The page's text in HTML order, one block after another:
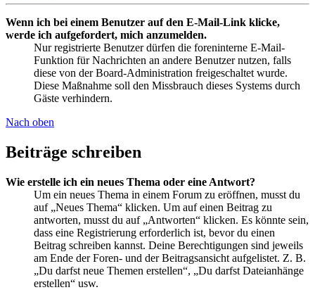
Wenn ich bei einem Benutzer auf den E-Mail-Link klicke,
werde ich aufgefordert, mich anzumelden.
Nur registrierte Benutzer dürfen die foreninterne E-Mail-
Funktion für Nachrichten an andere Benutzer nutzen, falls
diese von der Board-Administration freigeschaltet wurde.
Diese Maßnahme soll den Missbrauch dieses Systems durch
Gäste verhindern.
Nach oben
Beiträge schreiben
Wie erstelle ich ein neues Thema oder eine Antwort?
Um ein neues Thema in einem Forum zu eröffnen, musst du
auf „Neues Thema“ klicken. Um auf einen Beitrag zu
antworten, musst du auf „Antworten“ klicken. Es könnte sein,
dass eine Registrierung erforderlich ist, bevor du einen
Beitrag schreiben kannst. Deine Berechtigungen sind jeweils
am Ende der Foren- und der Beitragsansicht aufgelistet. Z. B.
„Du darfst neue Themen erstellen“, „Du darfst Dateianhänge
erstellen“ usw.